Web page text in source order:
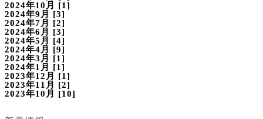
2024年10月 [1]
2024年9月 [3]
2024年7月 [2]
2024年6月 [3]
2024年5月 [4]
2024年4月 [9]
2024年3月 [1]
2024年1月 [1]
2023年12月 [1]
2023年11月 [2]
2023年10月 [10]